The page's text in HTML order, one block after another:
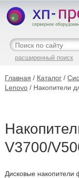
расширенный поиск
Главная / Каталог /
Lenovo / Накопители
V3700/
Дисковые